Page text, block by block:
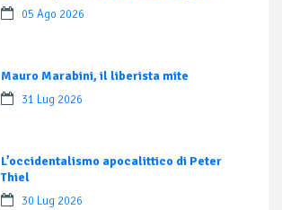
05 Ago 2026
Mauro Marabini, il liberista mite
31 Lug 2026
L’occidentalismo apocalittico di Peter
Thiel
30 Lug 2026